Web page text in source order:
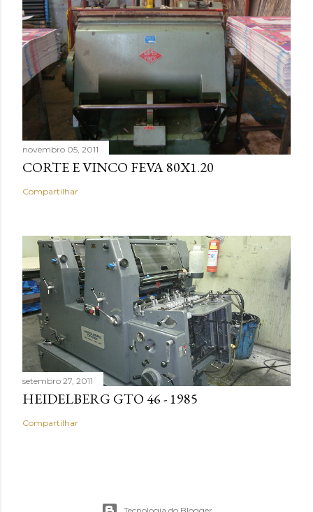
novembro 05, 2011
CORTE E VINCO FEVA 80X1.20
Compartilhar
setembro 27, 2011
HEIDELBERG GTO 46 - 1985
Compartilhar